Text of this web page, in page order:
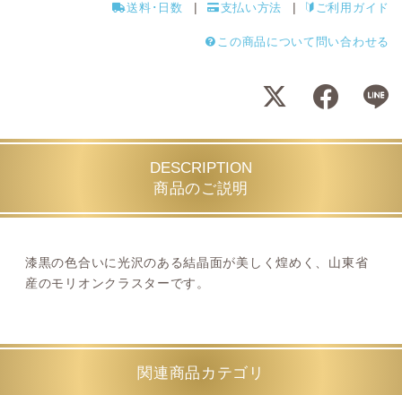
送料･日数 支払い方法 ご利用ガイド
この商品について問い合わせる
DESCRIPTION
商品のご説明
漆黒の色合いに光沢のある結晶面が美しく煌めく、山東省
産のモリオンクラスターです。
関連商品カテゴリ